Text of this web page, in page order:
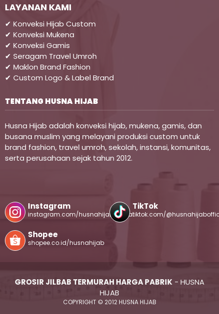
LAYANAN KAMI
✔ Konveksi Hijab Custom
✔ Konveksi Mukena
✔ Konveksi Gamis
✔ Seragam Travel Umroh
✔ Maklon Brand Fashion
✔ Custom Logo & Label Brand
TENTANG HUSNA HIJAB
Husna Hijab adalah konveksi hijab, mukena, gamis, dan
busana muslim yang melayani produksi custom untuk
brand fashion, travel umroh, sekolah, instansi, komunitas,
serta perusahaan sejak tahun 2012.
Instagram
instagram.com/husnahijabofficial
TikTok
tiktok.com/
Shopee
shopee.co.id/husnahijab
GROSIR JILBAB TERMURAH HARGA PABRIK - HUSNA
HIJAB
COPYRIGHT © 2012 HUSNA HIJAB